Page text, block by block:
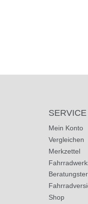
SERVICE
Mein Konto
Vergleichen
Merkzettel
Shop